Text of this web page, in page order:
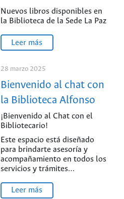
Nuevos libros disponibles en
la Biblioteca de la Sede La Paz
Leer más
28 marzo 2025
Bienvenido al chat con
la Biblioteca Alfonso
Araújo Cotes.
¡Bienvenido al Chat con el
Bibliotecario!
Este espacio está diseñado
para brindarte asesoría y
acompañamiento en todos los
servicios y trámites…
Leer más